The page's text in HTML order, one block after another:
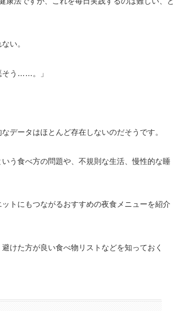
い。
そう……。」
データはほとんど存在しないのだそうです。
う食べ方の問題や、不規則な生活、慢性的な睡
トにもつながるおすすめの夜食メニューを紹介
けた方が良い食べ物リストなどを知っておく